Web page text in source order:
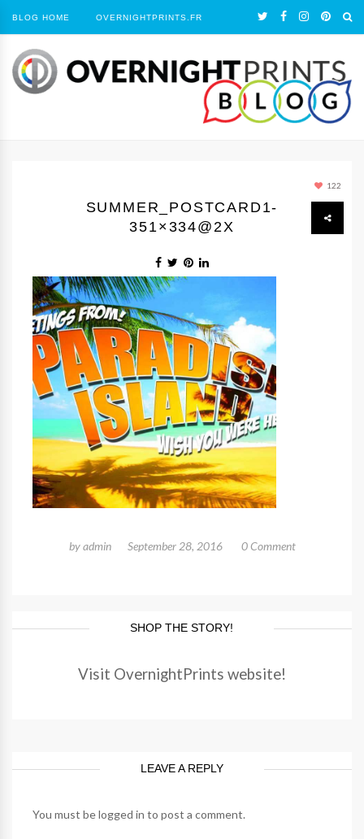
BLOG HOME OVERNIGHTPRINTS.FR
122
SUMMER_POSTCARD1-
351×334@2X
byadmin September 28, 2016 0 Comment
SHOP THE STORY!
Visit OvernightPrints website!
LEAVE A REPLY
You must belogged in to post a comment.